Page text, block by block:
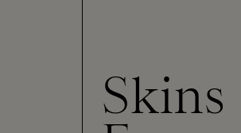
Skins